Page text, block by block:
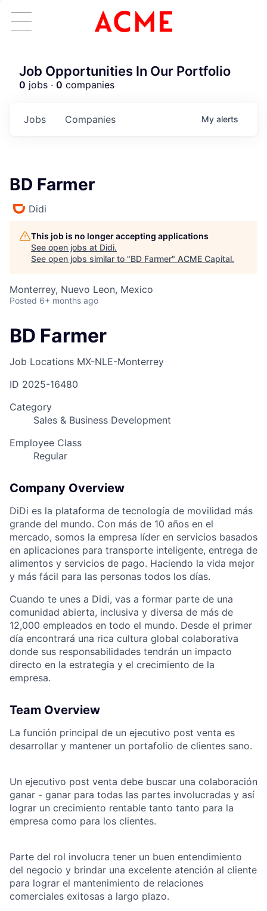
ACME Homepage
Job Opportunities In Our Portfolio
0 jobs · 0 companies
Jobs Companies My alerts
BD Farmer
Didi
This job is no longer accepting applications
See open jobs at Didi.
See open jobs similar to "BD Farmer" ACME Capital.
Monterrey, Nuevo Leon, Mexico
Posted 6+ months ago
BD Farmer
Job Locations MX-NLE-Monterrey
ID 2025-16480
Category
Sales & Business Development
Employee Class
Regular
Company Overview
DiDi es la plataforma de tecnología de movilidad más
grande del mundo. Con más de 10 años en el
mercado, somos la empresa líder en servicios basados
en aplicaciones para transporte inteligente, entrega de
alimentos y servicios de pago. Haciendo la vida mejor
y más fácil para las personas todos los días.
Cuando te unes a Didi, vas a formar parte de una
comunidad abierta, inclusiva y diversa de más de
12,000 empleados en todo el mundo. Desde el primer
día encontrará una rica cultura global colaborativa
donde sus responsabilidades tendrán un impacto
directo en la estrategia y el crecimiento de la
empresa.
Team Overview
La función principal de un ejecutivo post venta es
desarrollar y mantener un portafolio de clientes sano.
Un ejecutivo post venta debe buscar una colaboración
ganar - ganar para todas las partes involucradas y así
lograr un crecimiento rentable tanto tanto para la
empresa como para los clientes.
Parte del rol involucra tener un buen entendimiento
del negocio y brindar una excelente atención al cliente
para lograr el mantenimiento de relaciones
comerciales exitosas a largo plazo.